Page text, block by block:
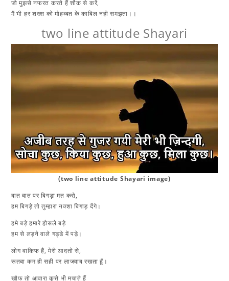
जो मुझसे नफरत करते हैं शौक से करें,
मैं भी हर शख्स को मोहब्बत के काबिल नही समझता।।
two line attitude Shayari
(two line attitude Shayari image)
बात बात पर बिगड़ा मत करो,
हम बिगड़े तो तुम्हारा नक्शा बिगाड़ देंगे।
हमे बड़े हमारे हौसले बड़े
हम से लड़ने वाले गड्डे में पड़े।
लोग वाकिफ हैं, मेरी आदतो से,
रूतबा कम ही सही पर लाजवाब रखता हूँ।
खौफ तो आवारा कुत्ते भी मचाते हैं